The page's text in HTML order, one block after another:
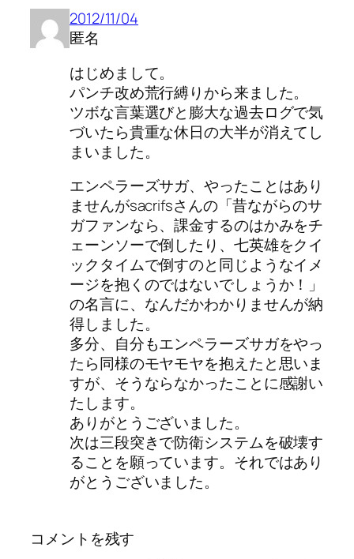
2012/11/04
匿名
はじめまして。
パンチ改め荒行縛りから来ました。
ツボな言葉選びと膨大な過去ログで気
づいたら貴重な休日の大半が消えてし
まいました。
エンペラーズサガ、やったことはあり
ませんがsacrifsさんの「昔ながらのサ
ガファンなら、課金するのはかみをチ
ェーンソーで倒したり、七英雄をクイ
ックタイムで倒すのと同じようなイメ
ージを抱くのではないでしょうか！」
の名言に、なんだかわかりませんが納
得しました。
多分、自分もエンペラーズサガをやっ
たら同様のモヤモヤを抱えたと思いま
すが、そうならなかったことに感謝い
たします。
ありがとうございました。
次は三段突きで防衛システムを破壊す
ることを願っています。それではあり
がとうございました。
コメントを残す